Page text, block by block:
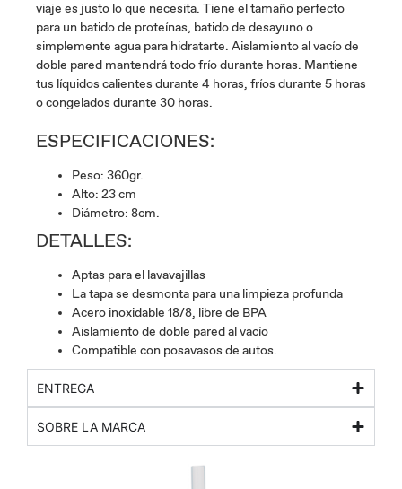
viaje es justo lo que necesita. Tiene el tamaño perfecto
para un batido de proteínas, batido de desayuno o
simplemente agua para hidratarte. Aislamiento al vacío de
doble pared mantendrá todo frío durante horas. Mantiene
tus líquidos calientes durante 4 horas, fríos durante 5 horas
o congelados durante 30 horas.
ESPECIFICACIONES:
Peso: 360gr.
Alto: 23 cm
Diámetro: 8cm.
DETALLES:
Aptas para el lavavajillas
La tapa se desmonta para una limpieza profunda
Acero inoxidable 18/8, libre de BPA
Aislamiento de doble pared al vacío
Compatible con posavasos de autos.
ENTREGA
SOBRE LA MARCA